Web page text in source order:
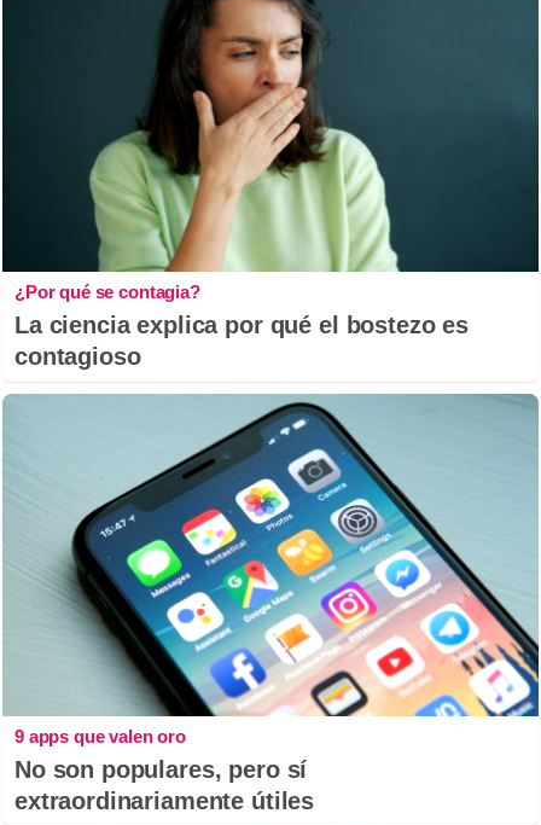
¿Por qué se contagia?
La ciencia explica por qué el bostezo es
contagioso
9 apps que valen oro
No son populares, pero sí
extraordinariamente útiles